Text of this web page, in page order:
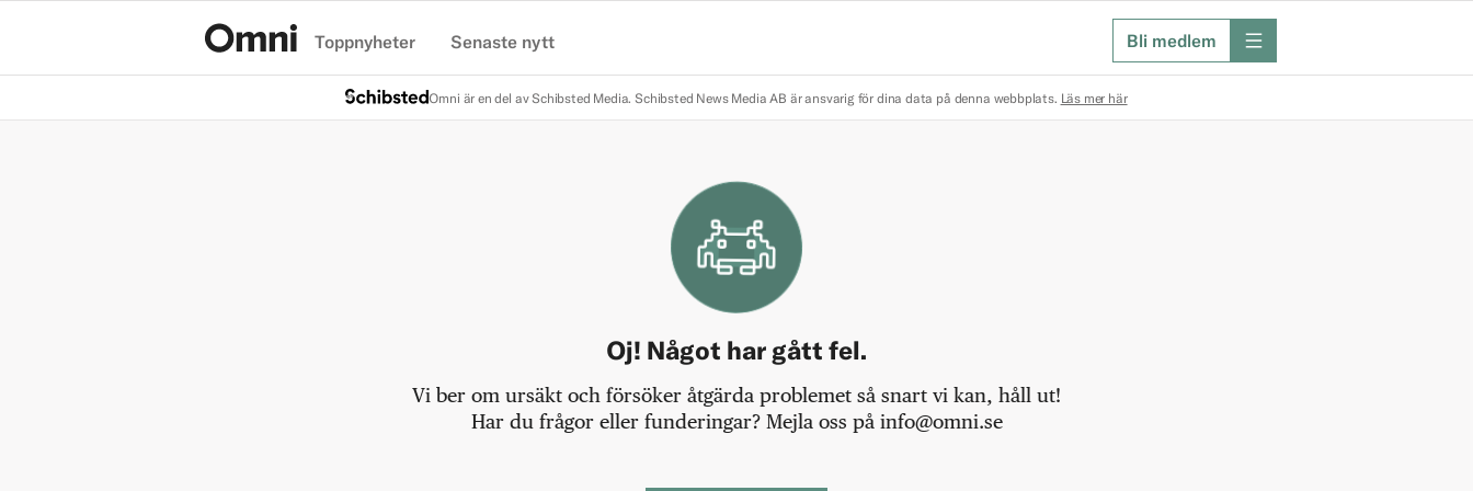
Toppnyheter Senaste nytt Bli medlem meny
Omni är en del av Schibsted Media. Schibsted News Media AB är ansvarig för dina data på denna webbplats. Läs mer här
Oj! Något har gått fel.
Vi ber om ursäkt och försöker åtgärda problemet så snart vi kan, håll ut!
Har du frågor eller funderingar? Mejla oss på info@omni.se